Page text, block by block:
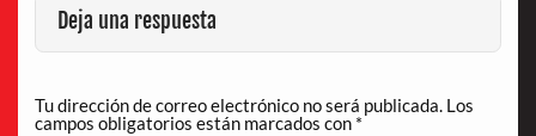
Deja una respuesta
Tu dirección de correo electrónico no será publicada. Los
campos obligatorios están marcados con *